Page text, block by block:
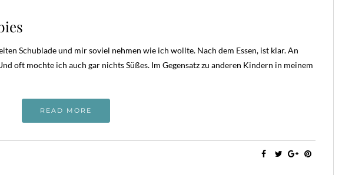
Schublade und mir soviel nehmen wie ich wollte. Nach dem Essen, ist klar. An
oft mochte ich auch gar nichts Süßes. Im Gegensatz zu anderen Kindern in meinem
READ MORE